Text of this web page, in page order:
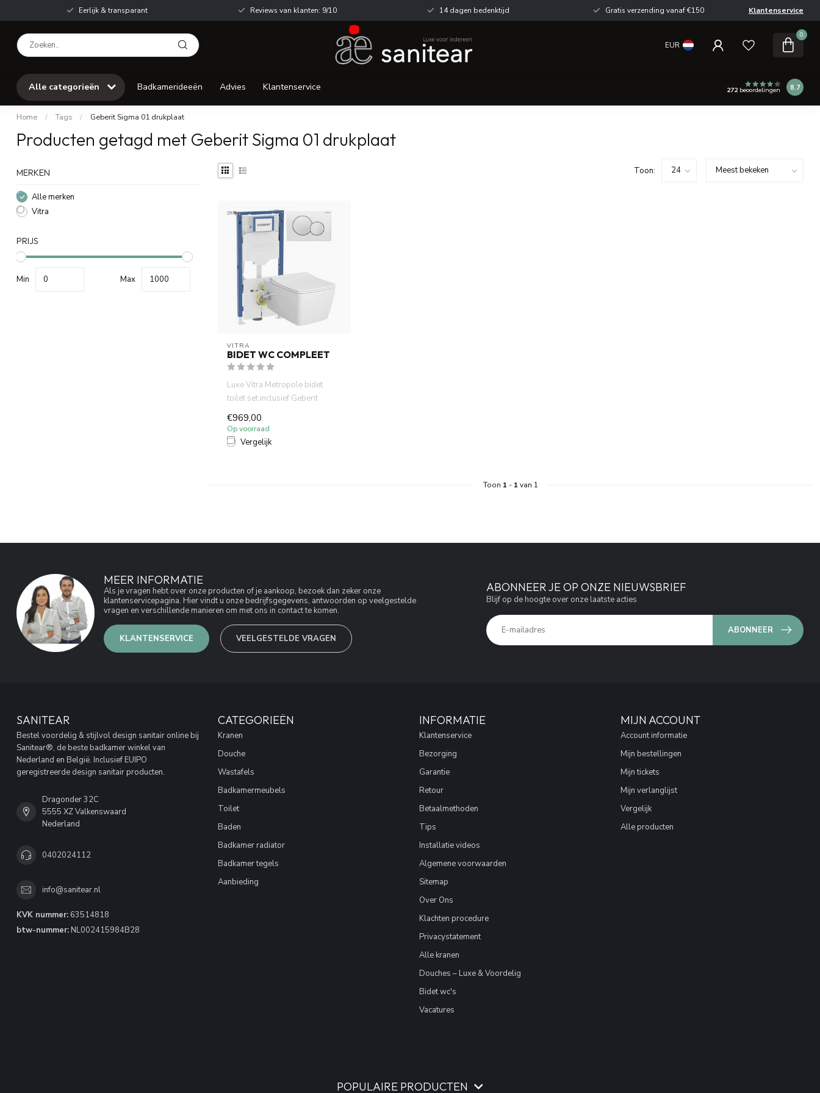
Eerlijk & transparant Reviews van klanten: 9/10 14 dagen bedenktijd Gratis verzending vanaf €150 Klantenservice
EUR
0
Alle categorieën Badkamerideeën Advies Klantenservice 272beoordelingen 8.7
Home / Tags / Geberit Sigma 01 drukplaat
Producten getagd met Geberit Sigma 01 drukplaat
MERKEN
Alle merken
Vitra
PRIJS
Min Max
Toon:
VITRA
BIDET WC COMPLEET
Luxe Vitra Metropole bidet
toilet set inclusief Geberit
€969,00
Op voorraad
Vergelijk
Toon 1 - 1 van 1
MEER INFORMATIE
Als je vragen hebt over onze producten of je aankoop, bezoek dan zeker onze
klantenservicepagina. Hier vindt u onze bedrijfsgegevens, antwoorden op veelgestelde
vragen en verschillende manieren om met ons in contact te komen.
KLANTENSERVICE VEELGESTELDE VRAGEN
ABONNEER JE OP ONZE NIEUWSBRIEF
Blijf op de hoogte over onze laatste acties
ABONNEER
SANITEAR
Bestel voordelig & stijlvol design sanitair online bij
Sanitear®, de beste badkamer winkel van
Nederland en België. Inclusief EUIPO
geregistreerde design sanitair producten.
Dragonder 32C
5555 XZ Valkenswaard
Nederland
0402024112
info@sanitear.nl
KVK nummer: 63514818
btw-nummer: NL002415984B28
CATEGORIEËN
Kranen
Douche
Wastafels
Badkamermeubels
Toilet
Baden
Badkamer radiator
Badkamer tegels
Aanbieding
INFORMATIE
Klantenservice
Bezorging
Garantie
Retour
Betaalmethoden
Tips
Installatie videos
Algemene voorwaarden
Sitemap
Over Ons
Klachten procedure
Privacystatement
Alle kranen
Douches – Luxe & Voordelig
Bidet wc's
Vacatures
MIJN ACCOUNT
Account informatie
Mijn bestellingen
Mijn tickets
Mijn verlanglijst
Vergelijk
Alle producten
POPULAIRE PRODUCTEN